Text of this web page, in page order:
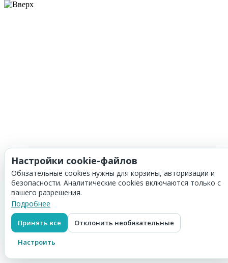
Настройки cookie-файлов
Обязательные cookies нужны для корзины, авторизации и
безопасности. Аналитические cookies включаются только с
вашего разрешения.
Подробнее
Принять все Отклонить необязательные
Настроить